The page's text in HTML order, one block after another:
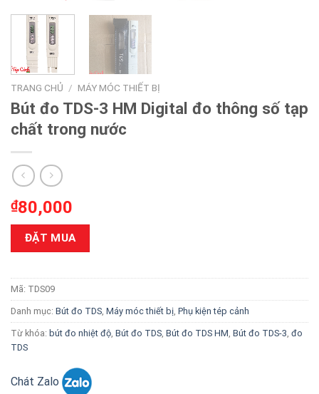
TRANG CHỦ / MÁY MÓC THIẾT BỊ
Bút đo TDS-3 HM Digital đo thông số tạp
chất trong nước
₫80,000
ĐẶT MUA
Mã: TDS09
Danh mục: Bút đo TDS, Máy móc thiết bị, Phụ kiện tép cảnh
Từ khóa: bút đo nhiệt độ, Bút đo TDS, Bút đo TDS HM, Bút đo TDS-3, đo
TDS
Chát Zalo